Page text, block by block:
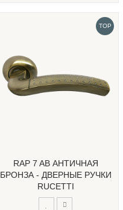
TOP
RAP 7 AB АНТИЧНАЯ
БРОНЗА - ДВЕРНЫЕ РУЧКИ
RUCETTI